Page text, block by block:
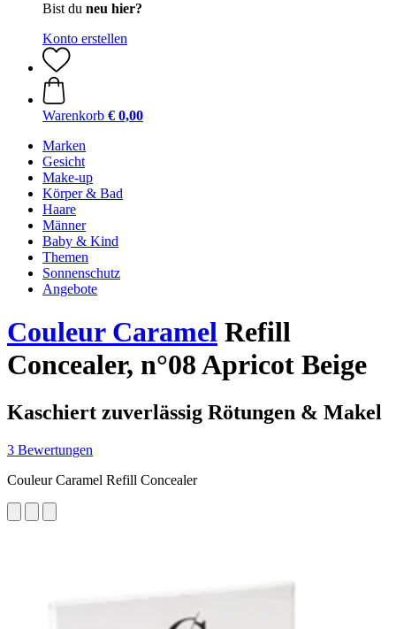
Bist du neu hier?
Konto erstellen
Warenkorb € 0,00
Marken
Gesicht
Make-up
Körper & Bad
Haare
Männer
Baby & Kind
Themen
Sonnenschutz
Angebote
Couleur Caramel Refill
Concealer, n°08 Apricot Beige
Kaschiert zuverlässig Rötungen & Makel
3 Bewertungen
Couleur Caramel Refill Concealer